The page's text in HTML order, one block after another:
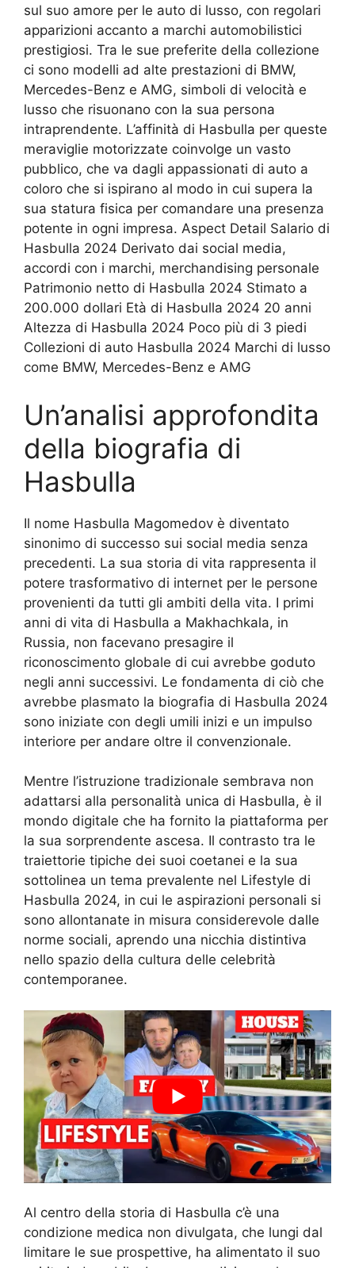
sul suo amore per le auto di lusso, con regolari
apparizioni accanto a marchi automobilistici
prestigiosi. Tra le sue preferite della collezione
ci sono modelli ad alte prestazioni di BMW,
Mercedes-Benz e AMG, simboli di velocità e
lusso che risuonano con la sua persona
intraprendente. L’affinità di Hasbulla per queste
meraviglie motorizzate coinvolge un vasto
pubblico, che va dagli appassionati di auto a
coloro che si ispirano al modo in cui supera la
sua statura fisica per comandare una presenza
potente in ogni impresa. Aspect Detail Salario di
Hasbulla 2024 Derivato dai social media,
accordi con i marchi, merchandising personale
Patrimonio netto di Hasbulla 2024 Stimato a
200.000 dollari Età di Hasbulla 2024 20 anni
Altezza di Hasbulla 2024 Poco più di 3 piedi
Collezioni di auto Hasbulla 2024 Marchi di lusso
come BMW, Mercedes-Benz e AMG
Un’analisi approfondita
della biografia di
Hasbulla
Il nome Hasbulla Magomedov è diventato
sinonimo di successo sui social media senza
precedenti. La sua storia di vita rappresenta il
potere trasformativo di internet per le persone
provenienti da tutti gli ambiti della vita. I primi
anni di vita di Hasbulla a Makhachkala, in
Russia, non facevano presagire il
riconoscimento globale di cui avrebbe goduto
negli anni successivi. Le fondamenta di ciò che
avrebbe plasmato la biografia di Hasbulla 2024
sono iniziate con degli umili inizi e un impulso
interiore per andare oltre il convenzionale.
Mentre l’istruzione tradizionale sembrava non
adattarsi alla personalità unica di Hasbulla, è il
mondo digitale che ha fornito la piattaforma per
la sua sorprendente ascesa. Il contrasto tra le
traiettorie tipiche dei suoi coetanei e la sua
sottolinea un tema prevalente nel Lifestyle di
Hasbulla 2024, in cui le aspirazioni personali si
sono allontanate in misura considerevole dalle
norme sociali, aprendo una nicchia distintiva
nello spazio della cultura delle celebrità
contemporanee.
Al centro della storia di Hasbulla c’è una
condizione medica non divulgata, che lungi dal
limitare le sue prospettive, ha alimentato il suo